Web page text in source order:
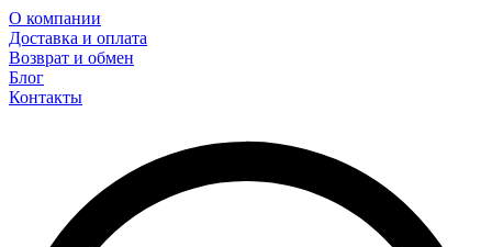
О компании
Доставка и оплата
Возврат и обмен
Блог
Контакты